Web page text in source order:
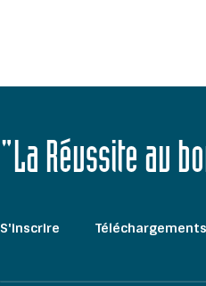
"La Réussite au
S'inscrire Téléchargements